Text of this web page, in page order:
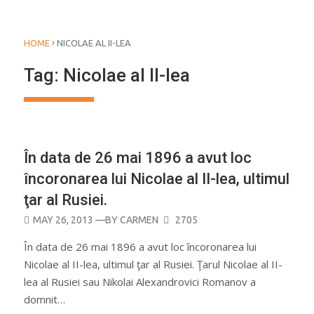
HOME › NICOLAE AL II-LEA
Tag: Nicolae al II-lea
În data de 26 mai 1896 a avut loc
încoronarea lui Nicolae al II-lea, ultimul
ţar al Rusiei.
POSTED
MAY 26, 2013 —BYCARMEN 2705
În data de 26 mai 1896 a avut loc încoronarea lui
Nicolae al II-lea, ultimul ţar al Rusiei. Ţarul Nicolae al II-
lea al Rusiei sau Nikolai Alexandrovici Romanov a
domnit…